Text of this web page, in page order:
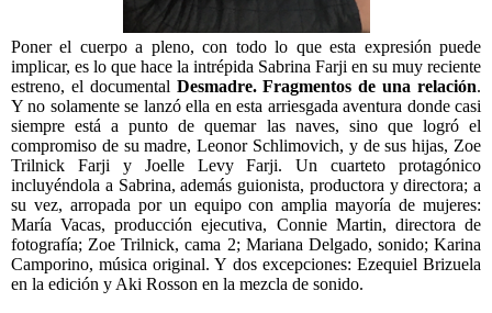
Poner el cuerpo a pleno, con todo lo que esta expresión puede
implicar, es lo que hace la intrépida Sabrina Farji en su muy reciente
estreno, el documental Desmadre. Fragmentos de una relación.
Y no solamente se lanzó ella en esta arriesgada aventura donde casi
siempre está a punto de quemar las naves, sino que logró el
compromiso de su madre, Leonor Schlimovich, y de sus hijas, Zoe
Trilnick Farji y Joelle Levy Farji. Un cuarteto protagónico
incluyéndola a Sabrina, además guionista, productora y directora; a
su vez, arropada por un equipo con amplia mayoría de mujeres:
María Vacas, producción ejecutiva, Connie Martin, directora de
fotografía; Zoe Trilnick, cama 2; Mariana Delgado, sonido; Karina
Camporino, música original. Y dos excepciones: Ezequiel Brizuela
en la edición y Aki Rosson en la mezcla de sonido.